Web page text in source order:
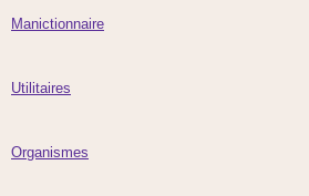
Manictionnaire
Utilitaires
Organismes